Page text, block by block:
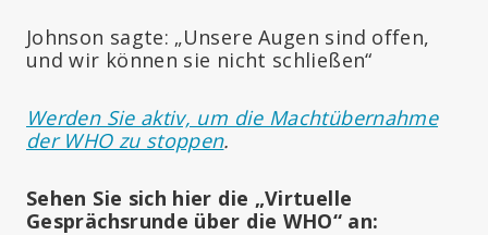
Johnson sagte: „Unsere Augen sind offen,
und wir können sie nicht schließen“
Werden Sie aktiv, um die Machtübernahme
der WHO zu stoppen.
Sehen Sie sich hier die „Virtuelle
Gesprächsrunde über die WHO“ an: